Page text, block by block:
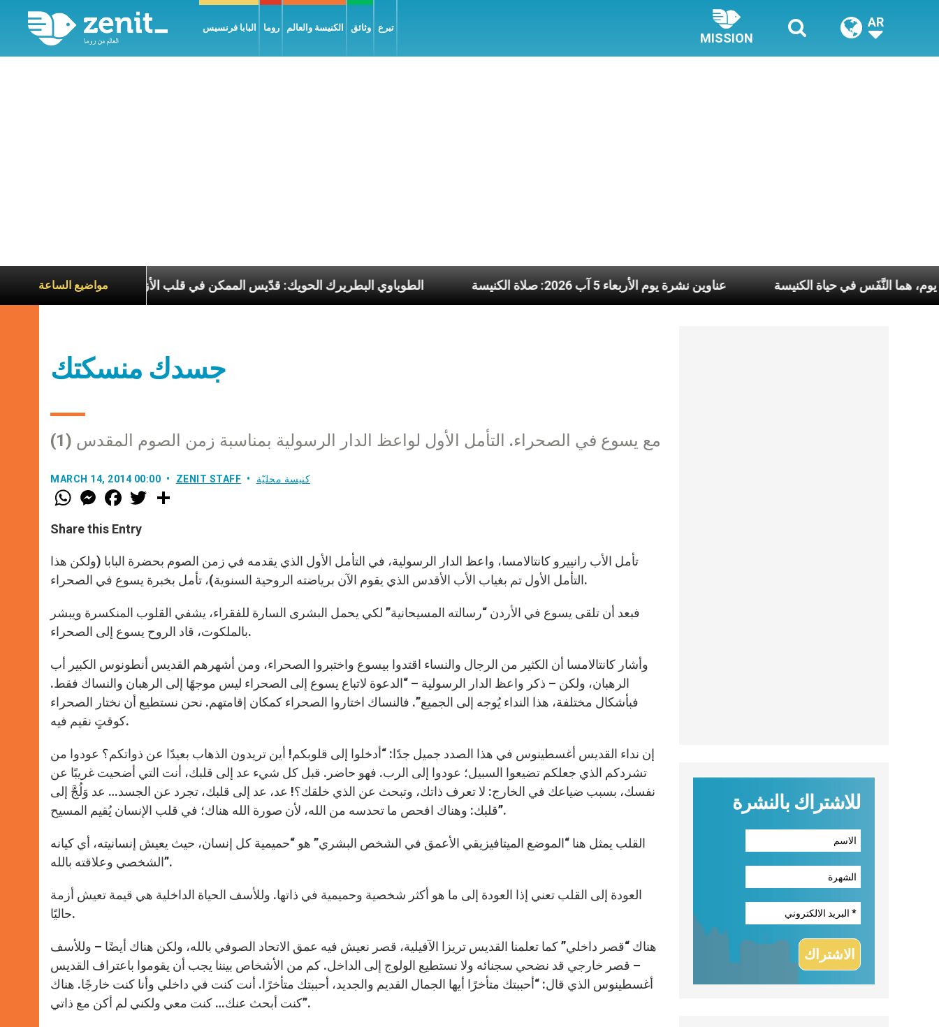
البابا فرنسيس روما الكنيسة والعالم وثائق تبرع
MISSION
AR
مواضيع الساعة
الطوباوي البطريرك الحويك: قدّيس الممكن في قلب الأزمات عناوين نشرة يوم الأربعاء 5 آب 2026: صلاة الكنيسة أسبوع وكلّ يوم، هما النَّفَس في حياة الكنيسة
جسدك منسكتك
مع يسوع في الصحراء. التأمل الأول لواعظ الدار الرسولية بمناسبة زمن الصوم المقدس (1)
MARCH 14, 2014 00:00 ZENIT STAFF كنيسة محليّة
W
h
t
s
p
p
M
e
s
e
g
e
r
F
a
e
b
o
k
w
r
Share this Entry
تأمل الأب رانييرو كانتالامسا، واعظ الدار الرسولية، في التأمل الأول الذي يقدمه في زمن الصوم بحضرة البابا (ولكن هذا
التأمل الأول تم بغياب الأب الأقدس الذي يقوم الآن برياضته الروحية السنوية)، تأمل بخبرة يسوع في الصحراء.
فبعد أن تلقى يسوع في الأردن “رسالته المسيحانية” لكي يحمل البشرى السارة للفقراء، يشفي القلوب المنكسرة ويبشر
بالملكوت، قاد الروح يسوع إلى الصحراء.
وأشار كانتالامسا أن الكثير من الرجال والنساء اقتدوا بيسوع واختبروا الصحراء، ومن أشهرهم القديس أنطونوس الكبير أب
الرهبان، ولكن – ذكر واعظ الدار الرسولية – “الدعوة لاتباع يسوع إلى الصحراء ليس موجهًا إلى الرهبان والنساك فقط.
فبأشكال مختلفة، هذا النداء يُوجه إلى الجميع”. فالنساك اختاروا الصحراء كمكان إقامتهم. نحن نستطيع أن نختار الصحراء
كوقتٍ نقيم فيه.
إن نداء القديس أغسطينوس في هذا الصدد جميل جدًا: “أدخلوا إلى قلوبكم! أين تريدون الذهاب بعيدًا عن ذواتكم؟ عودوا من
تشردكم الذي جعلكم تضيعوا السبيل؛ عودوا إلى الرب. فهو حاضر. قبل كل شيء عد إلى قلبك، أنت التي أضحيت غريبًا عن
نفسك، بسبب ضياعك في الخارج: لا تعرف ذاتك، وتبحث عن الذي خلقك؟! عد، عد إلى قلبك، تجرد عن الجسد… عد وَلُجَّ إلى
قلبك: وهناك افحص ما تحدسه من الله، لأن صورة الله هناك؛ في قلب الإنسان يُقيم المسيح”.
القلب يمثل هنا “الموضع الميتافيزيقي الأعمق في الشخص البشري” هو “حميمية كل إنسان، حيث يعيش إنسانيته، أي كيانه
الشخصي وعلاقته بالله”.
العودة إلى القلب تعني إذا العودة إلى ما هو أكثر شخصية وحميمية في ذاتها. وللأسف الحياة الداخلية هي قيمة تعيش أزمة
حاليًا.
هناك “قصر داخلي” كما تعلمنا القديس تريزا الآفيلية، قصر نعيش فيه عمق الاتحاد الصوفي بالله، ولكن هناك أيضًا – وللأسف
– قصر خارجي قد نضحي سجنائه ولا نستطيع الولوج إلى الداخل. كم من الأشخاص بيننا يجب أن يقوموا باعتراف القديس
أغسطينوس الذي قال: “أحببتك متأخرًا أيها الجمال القديم والجديد، أحببتك متأخرًا. أنت كنت في داخلي وأنا كنت خارجًا. هناك
كنت أبحث عنك… كنت معي ولكني لم أكن مع ذاتي”.
للاشتراك بالنشرة